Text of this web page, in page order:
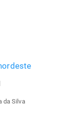
da Silva